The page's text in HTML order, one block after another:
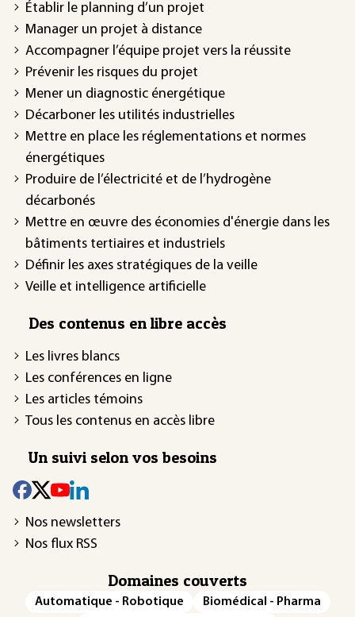
Établir le planning d’un projet
Manager un projet à distance
Accompagner l’équipe projet vers la réussite
Prévenir les risques du projet
Mener un diagnostic énergétique
Décarboner les utilités industrielles
Mettre en place les réglementations et normes
énergétiques
Produire de l’électricité et de l’hydrogène
décarbonés
Mettre en œuvre des économies d'énergie dans les
bâtiments tertiaires et industriels
Définir les axes stratégiques de la veille
Veille et intelligence artificielle
Des contenus en libre accès
Les livres blancs
Les conférences en ligne
Les articles témoins
Tous les contenus en accès libre
Un suivi selon vos besoins
Nos newsletters
Nos flux RSS
Domaines couverts
Automatique - Robotique
Biomédical - Pharma